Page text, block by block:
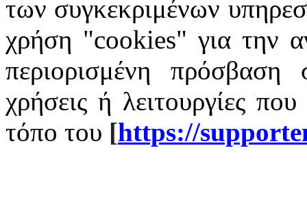
των συγκεκριμένων
χρήση "cookies" για την
περιορισμένη πρόσβαση
χρήσεις ή λειτουργίες
τόπο του [https://